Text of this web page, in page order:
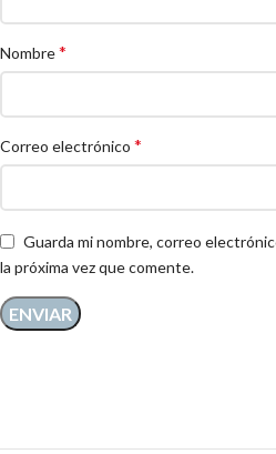
Nombre*
Correo electrónico *
Guarda mi nombre, correo
la próxima vez que comente.